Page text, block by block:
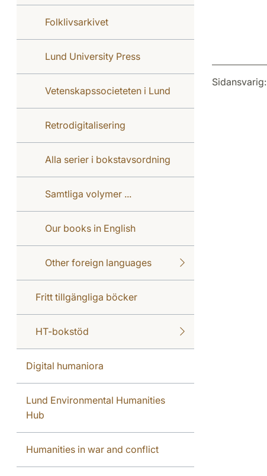
Folklivsarkivet
Lund University Press
Vetenskapssocieteten i Lund
Retrodigitalisering
Alla serier i bokstavsordning
Samtliga volymer ...
Our books in English
Other foreign languages
Fritt tillgängliga böcker
HT-bokstöd
Digital humaniora
Lund Environmental Humanities
Hub
Humanities in war and conflict
Sidansvarig: